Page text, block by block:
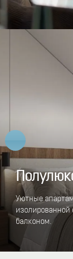
Уютные
изолированной
балконом.